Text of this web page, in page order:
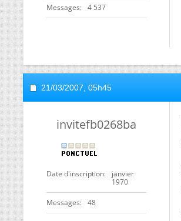
Messages 4 537
21/03/2007, 05h45
invitefb0268ba
Date d'inscription
janvier
1970
Messages 48